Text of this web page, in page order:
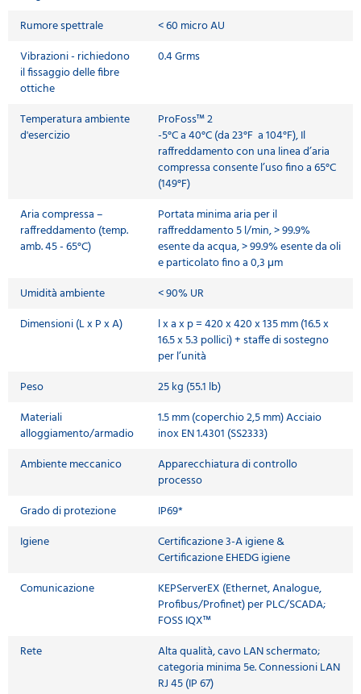
Rumore spettrale
< 60 micro AU
Vibrazioni - richiedono
il fissaggio delle fibre
ottiche
0.4 Grms
Temperatura ambiente
d'esercizio
ProFoss™ 2
-5°C a 40°C (da 23°F a 104°F), Il
raffreddamento con una linea d’aria
compressa consente l’uso fino a 65°C
(149°F)
Aria compressa –
raffreddamento (temp.
amb. 45 - 65°C)
Portata minima aria per il
raffreddamento 5 l/min, > 99.9%
esente da acqua, > 99.9% esente da oli
e particolato fino a 0,3 μm
Umidità ambiente
< 90% UR
Dimensioni (L x P x A)
l x a x p = 420 x 420 x 135 mm (16.5 x
16.5 x 5.3 pollici) + staffe di sostegno
per l’unità
Peso
25 kg (55.1 lb)
Materiali
alloggiamento/armadio
1.5 mm (coperchio 2,5 mm) Acciaio
inox EN 1.4301 (SS2333)
Ambiente meccanico
Apparecchiatura di controllo
processo
Grado di protezione
IP69*
Igiene
Certificazione 3-A igiene &
Certificazione EHEDG igiene
Comunicazione
KEPServerEX (Ethernet, Analogue,
Profibus/Profinet) per PLC/SCADA;
FOSS IQX™
Rete
Alta qualità, cavo LAN schermato;
categoria minima 5e. Connessioni LAN
RJ 45 (IP 67)